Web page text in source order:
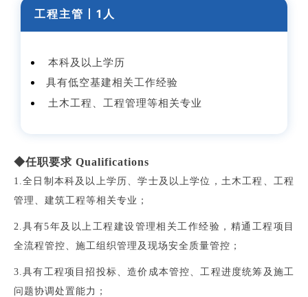
工程主管丨1 人
本科及以上学历
具有低空基建相关工作经验
土木工程、工程管理等相关专业
◆任职要求 Qualifications
1.全日制本科及以上学历、学士及以上学位，土木工程、工程
管理、建筑工程等相关专业；
2.具有5年及以上工程建设管理相关工作经验，精通工程项目
全流程管控、施工组织管理及现场安全质量管控；
3.具有工程项目招投标、造价成本管控、工程进度统筹及施工
问题协调处置能力；